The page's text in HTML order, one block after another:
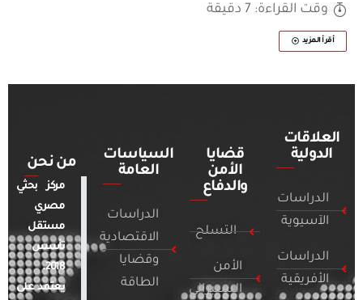
وقت القراءة: 7 دقيقة
أقرأ المزيد
العلاقات
الدولية
الدراسات
الآسيوية
الدراسات
الأفريقية
قضايا
الأمن
والدفاع
التسلح
الأمن
السيبراني
السياسات
العامة
الدراسات
الاقتصادية
وقضايا
الطاقة
من نحن
مركز بحثي
مصري
مستقل
تأسس
2018.
يعتمد على